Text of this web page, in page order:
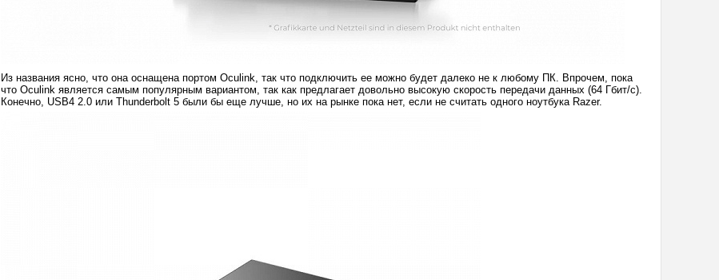
Из названия ясно, что она оснащена портом Oculink, так что подключить ее можно будет далеко не к любому ПК. Впрочем, пока
что Oculink является самым популярным вариантом, так как предлагает довольно высокую скорость передачи данных (64 Гбит/с).
Конечно, USB4 2.0 или Thunderbolt 5 были бы еще лучше, но их на рынке пока нет, если не считать одного ноутбука Razer.